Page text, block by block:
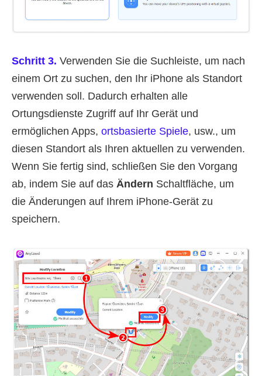
Schritt 3. Verwenden Sie die Suchleiste, um nach
einem Ort zu suchen, den Ihr iPhone als Standort
verwenden soll. Dadurch erhalten alle
Ortungsdienste Zugriff auf Ihr Gerät und
ermöglichen Apps, ortsbasierte Spiele, usw., um
diesen Standort als Ihren aktuellen zu verwenden.
Wenn Sie fertig sind, schließen Sie den Vorgang
ab, indem Sie auf das Ändern Schaltfläche, um
die Änderungen auf Ihrem iPhone-Gerät zu
speichern.